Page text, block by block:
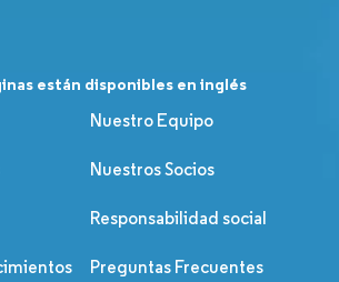
están disponibles en inglés
Nuestro Equipo
Nuestros Socios
Responsabilidad social
Preguntas Frecuentes